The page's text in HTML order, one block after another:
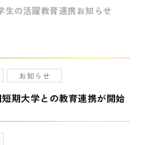
生の活躍教育連携お知らせ
お知らせ
期大学との教育連携が開始